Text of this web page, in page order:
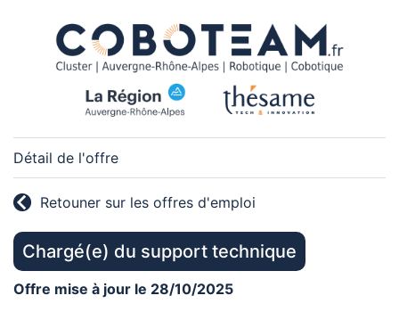
Détail de l'offre
Retouner sur les offres d'emploi
Chargé(e) du support technique
Offre mise à jour le 28/10/2025